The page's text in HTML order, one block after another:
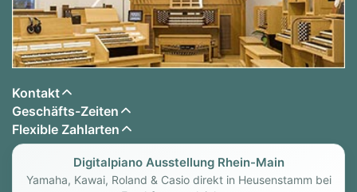
Kontakt
Geschäfts-Zeiten
Flexible Zahlarten
Digitalpiano Ausstellung Rhein-Main
Yamaha, Kawai, Roland & Casio direkt in Heusenstamm bei